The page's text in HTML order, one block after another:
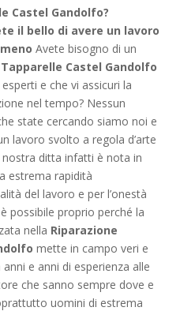
Castel Gandolfo?
il bello di avere un lavoro
Avete bisogno di un
Castel Gandolfo
e che vi assicuri la
nel tempo? Nessun
state cercando siamo noi e
lavoro svolto a regola d’arte
ditta infatti è nota in
estrema rapidità
del lavoro e per l’onestà
possibile proprio perché la
nella Riparazione
mette in campo veri e
e anni di esperienza alle
che sanno sempre dove e
uomini di estrema